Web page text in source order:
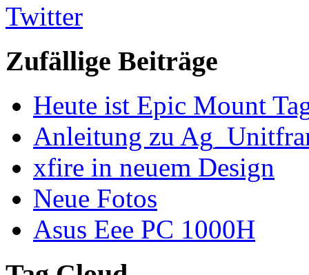
Twitter
Zufällige Beiträge
Heute ist Epic Mount
Anleitung zu
xfire in neuem Design
Neue Fotos
Asus Eee PC 1000H